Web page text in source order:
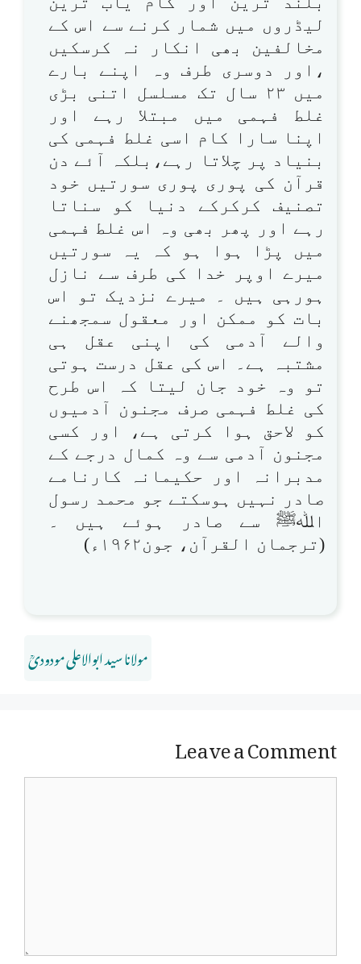
لیڈروں میں شمار کرنے سے اس کے
مخالفین بھی انکار نہ کرسکیں
،اور دوسری طرف وہ اپنے بارے
میں ۲۳ سال تک مسلسل اتنی بڑی
غلط فہمی میں مبتلا رہے اور
اپنا سارا کام اسی غلط فہمی کی
بنیاد پر چلاتا رہے،بلکہ آئے دن
قرآن کی پوری پوری سورتیں خود
تصنیف کرکرکے دنیا کو سناتا
رہے اور پھر بھی وہ اس غلط فہمی
میں پڑا ہوا ہو کہ یہ سورتیں
میرے اوپر خدا کی طرف سے نازل
ہورہی ہیں ۔ میرے نزدیک تو اس
بات کو ممکن اور معقول سمجھنے
والے آدمی کی اپنی عقل ہی
مشتبہ ہے۔ اس کی عقل درست ہوتی
تو وہ خود جان لیتا کہ اس طرح
کی غلط فہمی صرف مجنون آدمیوں
کو لاحق ہوا کرتی ہے، اور کسی
مجنون آدمی سے وہ کمال درجے کے
مدبرانہ اور حکیمانہ کارنامے
صادر نہیں ہوسکتے جو محمد رسول
اﷲﷺ سے صادر ہوئے ہیں ۔
(ترجمان القرآن، جون۱۹۶۲ء)
مولانا سید ابوالاعلی مودودیؒ
Leave a Comment